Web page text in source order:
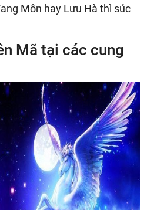
Môn hay Lưu Hà thì súc
Mã tại các cung